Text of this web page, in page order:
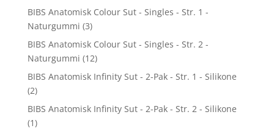
BIBS Anatomisk Colour Sut - Singles - Str. 1 -
Naturgummi (3)
BIBS Anatomisk Colour Sut - Singles - Str. 2 -
Naturgummi (12)
BIBS Anatomisk Infinity Sut - 2-Pak - Str. 1 - Silikone
(2)
BIBS Anatomisk Infinity Sut - 2-Pak - Str. 2 - Silikone
(1)